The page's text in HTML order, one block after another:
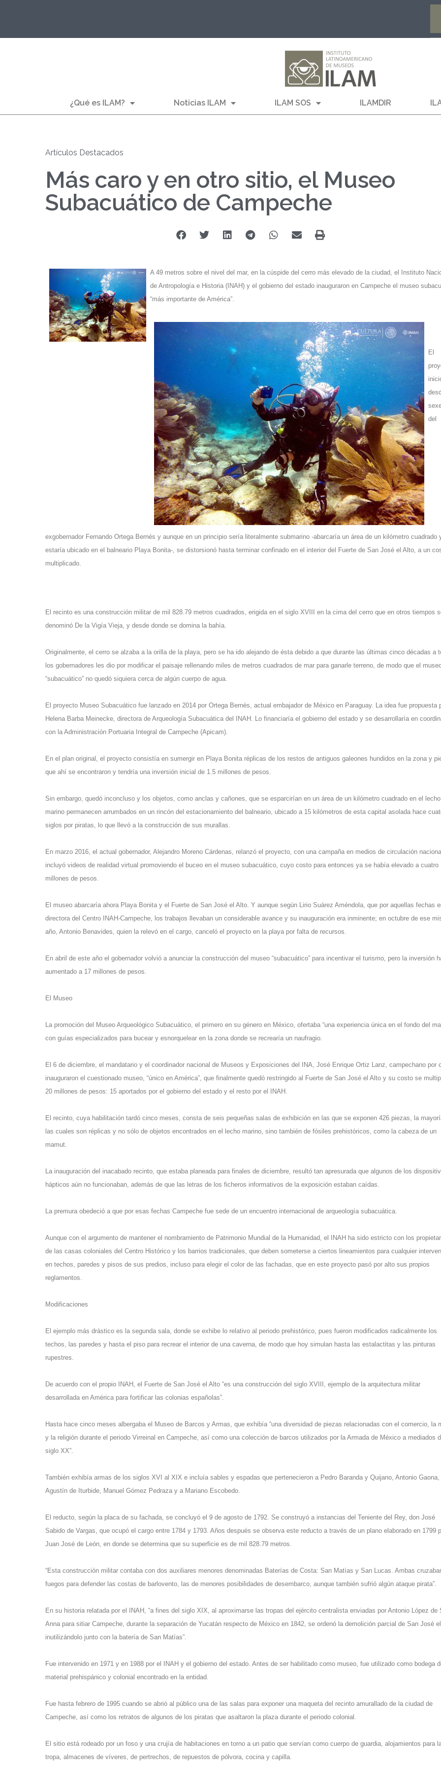
¿Qué es ILAM? Noticias ILAM ILAM SOS ILAMDIR
Artículos Destacados
Más caro y en otro sitio, el Museo
Subacuático de Campeche
A 49 metros sobre el nivel del mar, en la cúspide del cerro más elevado de la ciudad, el Instituto
de Antropología e Historia (INAH) y el gobierno del estado inauguraron en Campeche el museo
“más importante de América”.
El
del
exgobernador Fernando Ortega Bernés y aunque en un principio sería literalmente submarino -abarcaría un área de un kilómetro cuadrado
estaría ubicado en el balneario Playa Bonita-, se distorsionó hasta terminar confinado en el interior del Fuerte de San José el Alto, a un
multiplicado.
El recinto es una construcción militar de mil 828.79 metros cuadrados, erigida en el siglo XVIII en la cima del cerro que en otros tiempos
denominó De la Vigía Vieja, y desde donde se domina la bahía.
Originalmente, el cerro se alzaba a la orilla de la playa, pero se ha ido alejando de ésta debido a que durante las últimas cinco décadas a
los gobernadores les dio por modificar el paisaje rellenando miles de metros cuadrados de mar para ganarle terreno, de modo que el
“subacuático” no quedó siquiera cerca de algún cuerpo de agua.
El proyecto Museo Subacuático fue lanzado en 2014 por Ortega Bernés, actual embajador de México en Paraguay. La idea fue propuesta
Helena Barba Meinecke, directora de Arqueología Subacuática del INAH. Lo financiaría el gobierno del estado y se desarrollaría en
con la Administración Portuaria Integral de Campeche (Apicam).
En el plan original, el proyecto consistía en sumergir en Playa Bonita réplicas de los restos de antiguos galeones hundidos en la zona y
que ahí se encontraron y tendría una inversión inicial de 1.5 millones de pesos.
Sin embargo, quedó inconcluso y los objetos, como anclas y cañones, que se esparcirían en un área de un kilómetro cuadrado en el lecho
marino permanecen arrumbados en un rincón del estacionamiento del balneario, ubicado a 15 kilómetros de esta capital asolada hace
siglos por piratas, lo que llevó a la construcción de sus murallas.
En marzo 2016, el actual gobernador, Alejandro Moreno Cárdenas, relanzó el proyecto, con una campaña en medios de circulación
incluyó videos de realidad virtual promoviendo el buceo en el museo subacuático, cuyo costo para entonces ya se había elevado a cuatro
millones de pesos.
El museo abarcaría ahora Playa Bonita y el Fuerte de San José el Alto. Y aunque según Lirio Suárez Améndola, que por aquellas fechas
directora del Centro INAH-Campeche, los trabajos llevaban un considerable avance y su inauguración era inminente; en octubre de ese
año, Antonio Benavides, quien la relevó en el cargo, canceló el proyecto en la playa por falta de recursos.
En abril de este año el gobernador volvió a anunciar la construcción del museo “subacuático” para incentivar el turismo, pero la inversión
aumentado a 17 millones de pesos.
El Museo
La promoción del Museo Arqueológico Subacuático, el primero en su género en México, ofertaba “una experiencia única en el fondo del
con guías especializados para bucear y esnorquelear en la zona donde se recrearía un naufragio.
El 6 de diciembre, el mandatario y el coordinador nacional de Museos y Exposiciones del INA, José Enrique Ortiz Lanz, campechano por
inauguraron el cuestionado museo, “único en América”, que finalmente quedó restringido al Fuerte de San José el Alto y su costo se
20 millones de pesos: 15 aportados por el gobierno del estado y el resto por el INAH.
El recinto, cuya habilitación tardó cinco meses, consta de seis pequeñas salas de exhibición en las que se exponen 426 piezas, la
las cuales son réplicas y no sólo de objetos encontrados en el lecho marino, sino también de fósiles prehistóricos, como la cabeza de un
mamut.
La inauguración del inacabado recinto, que estaba planeada para finales de diciembre, resultó tan apresurada que algunos de los
hápticos aún no funcionaban, además de que las letras de los ficheros informativos de la exposición estaban caídas.
La premura obedeció a que por esas fechas Campeche fue sede de un encuentro internacional de arqueología subacuática.
Aunque con el argumento de mantener el nombramiento de Patrimonio Mundial de la Humanidad, el INAH ha sido estricto con los
de las casas coloniales del Centro Histórico y los barrios tradicionales, que deben someterse a ciertos lineamientos para cualquier
en techos, paredes y pisos de sus predios, incluso para elegir el color de las fachadas, que en este proyecto pasó por alto sus propios
reglamentos.
Modificaciones
El ejemplo más drástico es la segunda sala, donde se exhibe lo relativo al periodo prehistórico, pues fueron modificados radicalmente los
techos, las paredes y hasta el piso para recrear el interior de una caverna, de modo que hoy simulan hasta las estalactitas y las pinturas
rupestres.
De acuerdo con el propio INAH, el Fuerte de San José el Alto “es una construcción del siglo XVIII, ejemplo de la arquitectura militar
desarrollada en América para fortificar las colonias españolas”.
Hasta hace cinco meses albergaba el Museo de Barcos y Armas, que exhibía “una diversidad de piezas relacionadas con el comercio, la
y la religión durante el periodo Virreinal en Campeche, así como una colección de barcos utilizados por la Armada de México a mediados
siglo XX”.
También exhibía armas de los siglos XVI al XIX e incluía sables y espadas que pertenecieron a Pedro Baranda y Quijano, Antonio Gaona,
Agustín de Iturbide, Manuel Gómez Pedraza y a Mariano Escobedo.
El reducto, según la placa de su fachada, se concluyó el 9 de agosto de 1792. Se construyó a instancias del Teniente del Rey, don José
Sabido de Vargas, que ocupó el cargo entre 1784 y 1793. Años después se observa este reducto a través de un plano elaborado en 1799
Juan José de León, en donde se determina que su superficie es de mil 828.79 metros.
“Esta construcción militar contaba con dos auxiliares menores denominadas Baterías de Costa: San Matías y San Lucas. Ambas
fuegos para defender las costas de barlovento, las de menores posibilidades de desembarco, aunque también sufrió algún ataque pirata”.
En su historia relatada por el INAH, “a fines del siglo XIX, al aproximarse las tropas del ejército centralista enviadas por Antonio López de
Anna para sitiar Campeche, durante la separación de Yucatán respecto de México en 1842, se ordenó la demolición parcial de San José
inutilizándolo junto con la batería de San Matías”.
Fue intervenido en 1971 y en 1988 por el INAH y el gobierno del estado. Antes de ser habilitado como museo, fue utilizado como bodega
material prehispánico y colonial encontrado en la entidad.
Fue hasta febrero de 1995 cuando se abrió al público una de las salas para exponer una maqueta del recinto amurallado de la ciudad de
Campeche, así como los retratos de algunos de los piratas que asaltaron la plaza durante el periodo colonial.
El sitio está rodeado por un foso y una crujía de habitaciones en torno a un patio que servían como cuerpo de guardia, alojamientos para
tropa, almacenes de víveres, de pertrechos, de repuestos de pólvora, cocina y capilla.